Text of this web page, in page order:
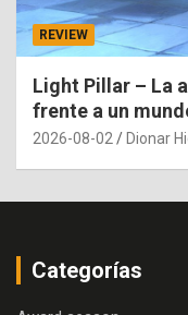
REVIEW
Light Pillar – La
frente a un
2026-08-02 Dionar
Categorías